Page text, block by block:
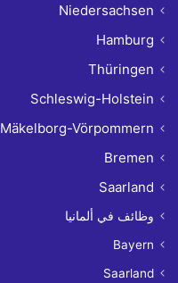
Niedersachsen
Hamburg
Thüringen
Schleswig-Holstein
Mäkelborg-Vörpommern
Bremen
Saarland
وظائف في ألمانيا
Bayern
Saarland